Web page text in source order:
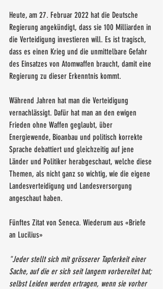
Heute, am 27. Februar 2022 hat die Deutsche
Regierung angekündigt, dass sie 100 Milliarden in
die Verteidigung investieren will. Es ist tragisch,
dass es einen Krieg und die unmittelbare Gefahr
des Einsatzes von Atomwaffen braucht, damit eine
Regierung zu dieser Erkenntnis kommt.
Während Jahren hat man die Verteidigung
vernachlässigt. Dafür hat man an den ewigen
Frieden ohne Waffen geglaubt, über
Energiewende, Bioanbau und politisch korrekte
Sprache debattiert und gleichzeitig auf jene
Länder und Politiker herabgeschaut, welche diese
Themen, als nicht ganz so wichtig, wie die eigene
Landesverteidigung und Landesversorgung
angeschaut haben.
Fünftes Zitat von Seneca. Wiederum aus «Briefe
an Lucilius»
"Jeder stellt sich mit grösserer Tapferkeit einer
Sache, auf die er sich seit langem vorbereitet hat;
selbst Leiden werden ertragen, wenn sie vorher